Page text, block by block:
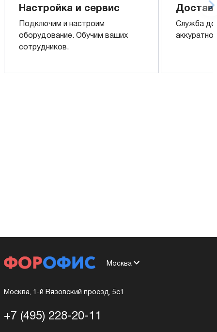
Настройка и сервис
Подключим и настроим
оборудование. Обучим ваших
сотрудников.
Служба
аккуратно
Москва
Москва, 1-й Вязовский проезд, 5с1
+7 (495) 228-20-11